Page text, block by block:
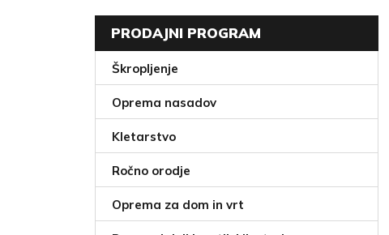
PRODAJNI PROGRAM
Škropljenje
Oprema nasadov
Kletarstvo
Ročno orodje
Oprema za dom in vrt